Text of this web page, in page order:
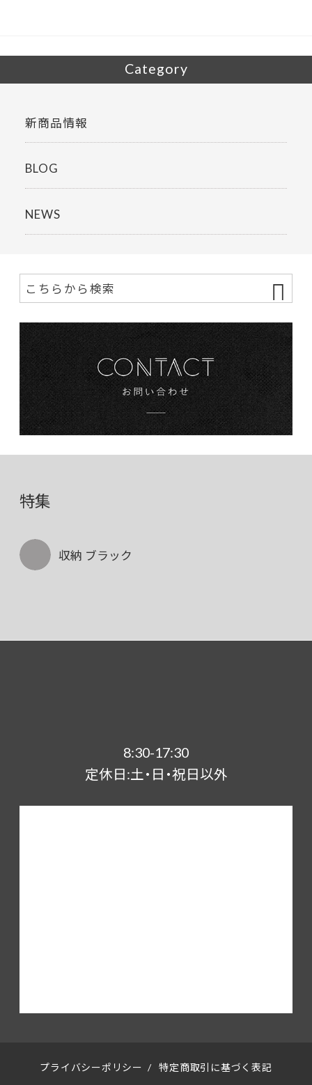
Category
新商品情報
BLOG
NEWS
特集
収納 ブラック
8:30-17:30
定休日:土・日・祝日以外
プライバシーポリシー / 特定商取引に基づく表記